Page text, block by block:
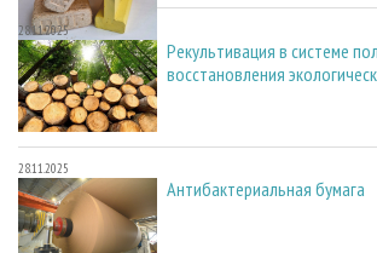
28.11.2025
Рекультивация в системе
восстановления
28.11.2025
Антибактериальная бумага